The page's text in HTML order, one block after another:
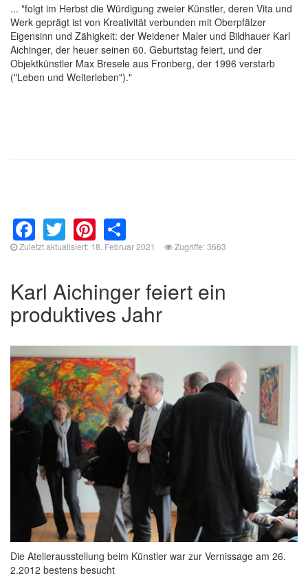
... "folgt im Herbst die Würdigung zweier Künstler, deren Vita und
Werk geprägt ist von Kreativität verbunden mit Oberpfälzer
Eigensinn und Zähigkeit: der Weidener Maler und Bildhauer Karl
Aichinger, der heuer seinen 60. Geburtstag feiert, und der
Objektkünstler Max Bresele aus Fronberg, der 1996 verstarb
("Leben und Weiterleben")."
Facebook
TwitterPinterest
Zuletzt aktualisiert: 18. Februar 2021 Zugriffe: 3663
Karl Aichinger feiert ein
produktives Jahr
Die Atelierausstellung beim Künstler war zur Vernissage am 26.
2.2012 bestens besucht